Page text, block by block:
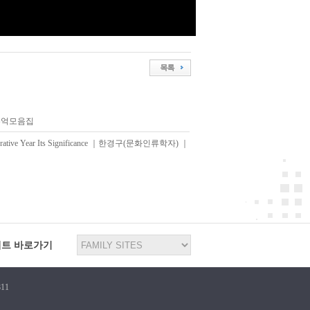
모음집
Year Its Significance ｜한경구(문화인류학자) ｜
바로가기